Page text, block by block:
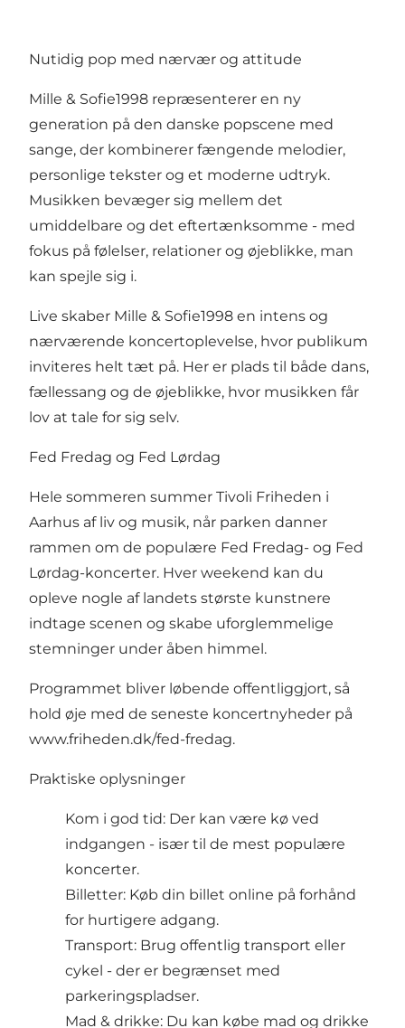
Nutidig pop med nærvær og attitude
Mille & Sofie1998 repræsenterer en ny
generation på den danske popscene med
sange, der kombinerer fængende melodier,
personlige tekster og et moderne udtryk.
Musikken bevæger sig mellem det
umiddelbare og det eftertænksomme - med
fokus på følelser, relationer og øjeblikke, man
kan spejle sig i.
Live skaber Mille & Sofie1998 en intens og
nærværende koncertoplevelse, hvor publikum
inviteres helt tæt på. Her er plads til både dans,
fællessang og de øjeblikke, hvor musikken får
lov at tale for sig selv.
Fed Fredag og Fed Lørdag
Hele sommeren summer Tivoli Friheden i
Aarhus af liv og musik, når parken danner
rammen om de populære Fed Fredag- og Fed
Lørdag-koncerter. Hver weekend kan du
opleve nogle af landets største kunstnere
indtage scenen og skabe uforglemmelige
stemninger under åben himmel.
Programmet bliver løbende offentliggjort, så
hold øje med de seneste koncertnyheder på
www.friheden.dk/fed-fredag.
Praktiske oplysninger
Kom i god tid: Der kan være kø ved
indgangen - især til de mest populære
koncerter.
Billetter: Køb din billet online på forhånd
for hurtigere adgang.
Transport: Brug offentlig transport eller
cykel - der er begrænset med
parkeringspladser.
Mad & drikke: Du kan købe mad og drikke